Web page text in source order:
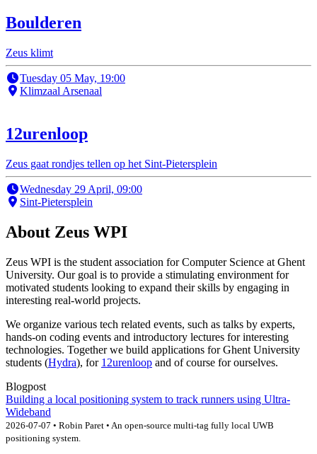
Boulderen
Zeus klimt
Tuesday 05 May, 19:00
Klimzaal Arsenaal
12urenloop
Zeus gaat rondjes tellen op het Sint-Pietersplein
Wednesday 29 April, 09:00
Sint-Pietersplein
About Zeus WPI
Zeus WPI is the student association for Computer Science at Ghent
University. Our goal is to provide a stimulating environment for
motivated students looking to expand their skills by engaging in
interesting real-world projects.
We organize various tech related events, such as talks by experts,
hands-on coding events and introductory lectures for interesting
technologies. Together we build applications for Ghent University
students (Hydra), for 12urenloop and of course for ourselves.
Blogpost
Building a local positioning system to track runners using Ultra-
Wideband
2026-07-07 • Robin Paret • An open-source multi-tag fully local UWB
positioning system.